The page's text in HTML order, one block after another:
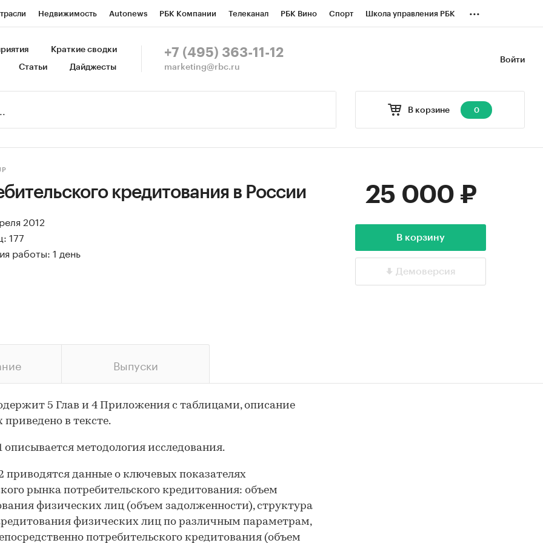
Недвижимость Autonews РБК Компании Телеканал РБК Вино Спорт Школа управления РБК
Спецпроекты СПб Конференции СПб Спецпроекты
...
Войти
Краткие сводки
Статьи Дайджесты
+7 (495) 363-11-12
marketing@rbc.ru
В корзине 0
кредитования в России
2012
177
работы: 1 день
25 000 ₽
В корзину
Демоверсия
Выпуски
5 Глав и 4 Приложения с таблицами, описание
приведено в тексте.
описывается методология исследования.
приводятся данные о ключевых показателях
рынка потребительского кредитования: объем
физических лиц (объем задолженности), структура
физических лиц по различным параметрам,
потребительского кредитования (объем